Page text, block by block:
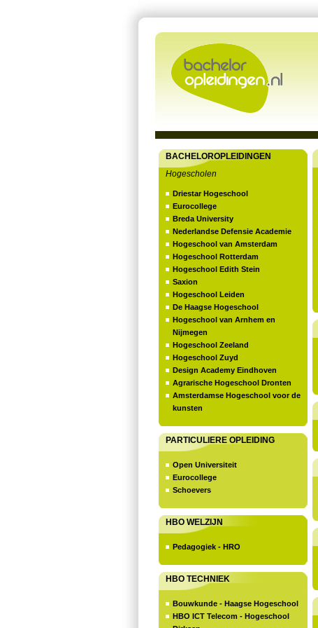
BACHELOROPLEIDINGEN
Hogescholen
Driestar Hogeschool
Eurocollege
Breda University
Nederlandse Defensie Academie
Hogeschool van Amsterdam
Hogeschool Rotterdam
Hogeschool Edith Stein
Saxion
Hogeschool Leiden
De Haagse Hogeschool
Hogeschool van Arnhem en
Nijmegen
Hogeschool Zeeland
Hogeschool Zuyd
Design Academy Eindhoven
Agrarische Hogeschool Dronten
Amsterdamse Hogeschool voor de
kunsten
PARTICULIERE OPLEIDING
Open Universiteit
Eurocollege
Schoevers
HBO WELZIJN
Pedagogiek - HRO
HBO TECHNIEK
Bouwkunde - Haagse Hogeschool
HBO ICT Telecom - Hogeschool